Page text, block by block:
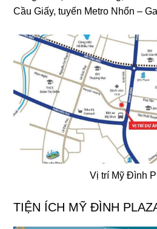
Cầu Giấy, tuyến Metro Nhổn –
Vị trí Mỹ Đình
TIỆN ÍCH MỸ ĐÌNH